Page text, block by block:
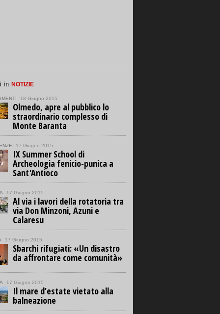
in NOTIZIE
18 Giugno 2015
Olmedo, apre al pubblico lo
straordinario complesso di
Monte Baranta
17 Giugno 2015
IX Summer School di
Archeologia fenicio-punica a
Sant'Antioco
17 Giugno 2015
Al via i lavori della rotatoria tra
via Don Minzoni, Azuni e
Calaresu
17 Giugno 2015
Sbarchi rifugiati: «Un disastro
da affrontare come comunità»
17 Giugno 2015
Il mare d’estate vietato alla
balneazione